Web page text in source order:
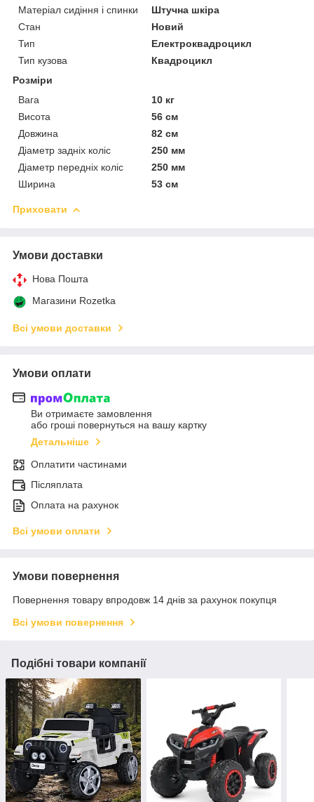
Матеріал сидіння і спинки
Штучна шкіра
Стан
Новий
Тип
Електроквадроцикл
Тип кузова
Квадроцикл
Розміри
Вага
10 кг
Висота
56 см
Довжина
82 см
Діаметр задніх коліс
250 мм
Діаметр передніх коліс
250 мм
Ширина
53 см
Приховати
Умови доставки
Нова Пошта
Магазини Rozetka
Всі умови доставки
Умови оплати
Ви отримаєте замовлення
або гроші повернуться на вашу картку
Детальніше
Оплатити частинами
Післяплата
Оплата на рахунок
Всі умови оплати
Умови повернення
Повернення товару впродовж 14 днів за рахунок покупця
Всі умови повернення
Подібні товари компанії